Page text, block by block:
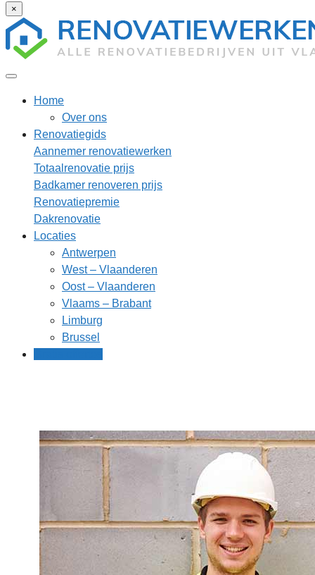
×
Home
Over ons
Renovatiegids
Aannemer renovatiewerken
Totaalrenovatie prijs
Badkamer renoveren prijs
Renovatiepremie
Dakrenovatie
Locaties
Antwerpen
West – Vlaanderen
Oost – Vlaanderen
Vlaams – Brabant
Limburg
Brussel